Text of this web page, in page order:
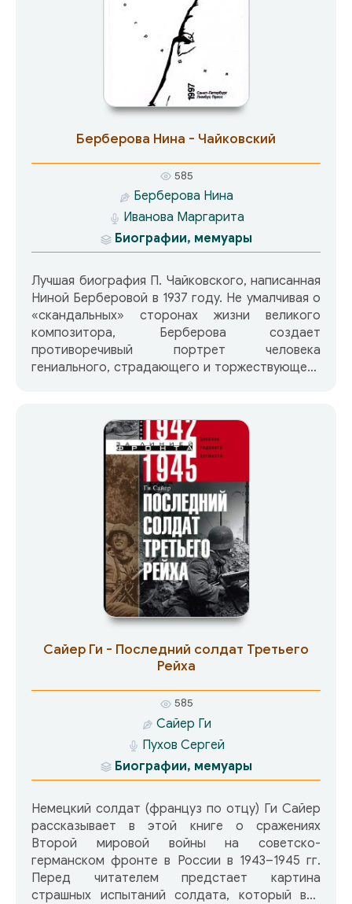
Берберова Нина - Чайковский
585
Берберова Нина
Иванова Маргарита
Биографии, мемуары
Лучшая биография П. Чайковского, написанная
Ниной Берберовой в 1937 году. Не умалчивая о
«скандальных» сторонах жизни великого
композитора, Берберова создает
противоречивый портрет человека
гениального, страдающего и торжествующего
Сайер Ги - Последний солдат Третьего
Рейха
585
Сайер Ги
Пухов Сергей
Биографии, мемуары
Немецкий солдат (француз по отцу) Ги Сайер
рассказывает в этой книге о сражениях
Второй мировой войны на советско-
германском фронте в России в 1943–1945 гг.
Перед читателем предстает картина
страшных испытаний солдата, который все